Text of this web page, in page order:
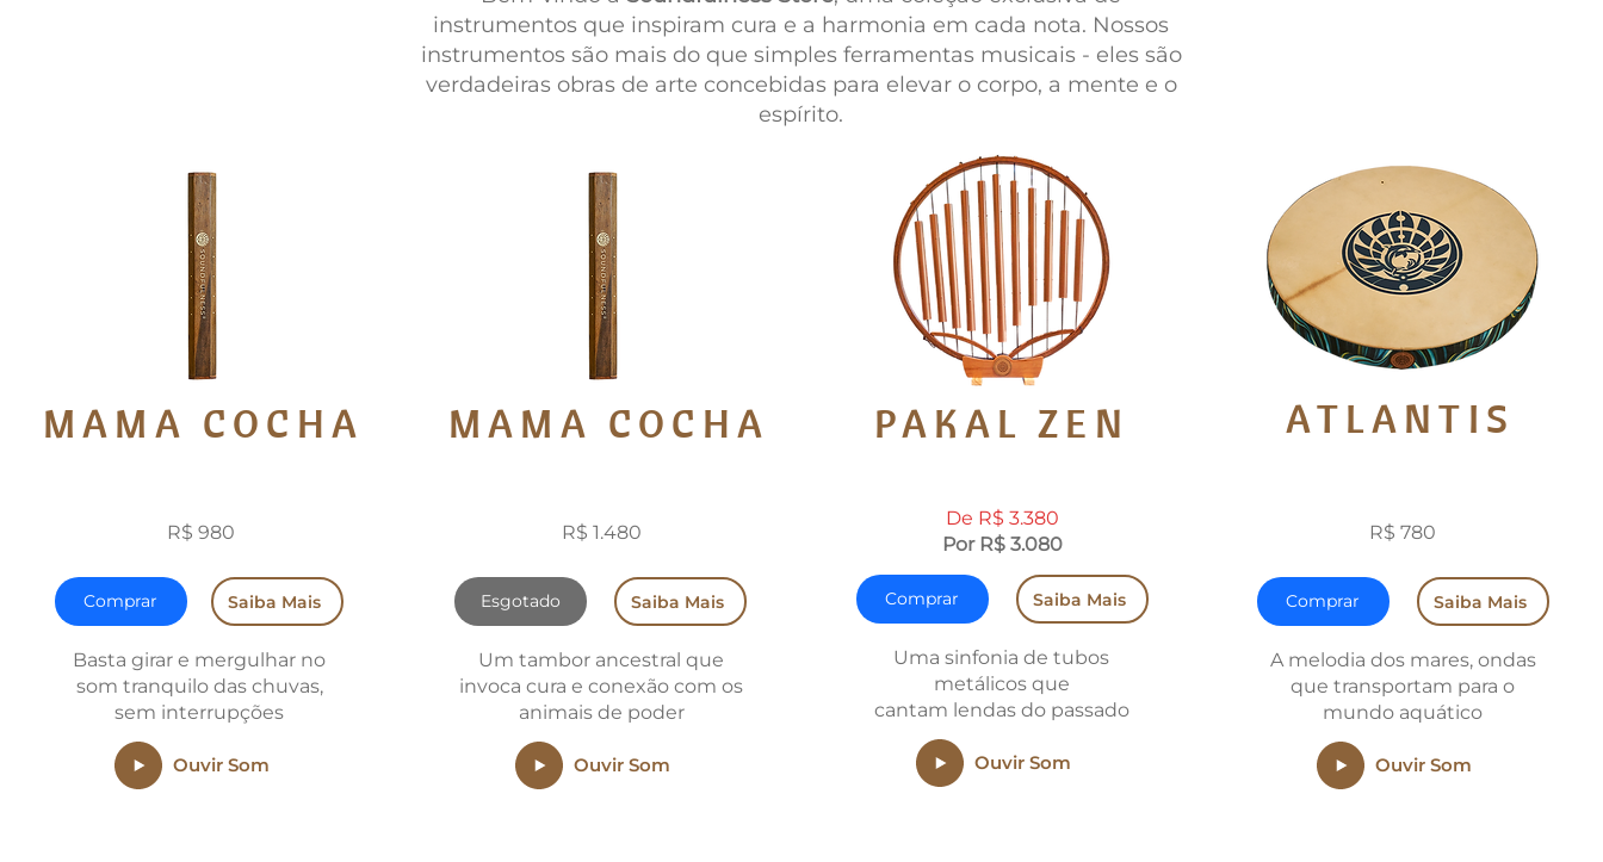
instrumentos que inspiram cura e a harmonia em cada nota. Nossos
instrumentos são mais do que simples ferramentas musicais - eles são
verdadeiras obras de arte concebidas para elevar o corpo, a mente e o
espírito.
MAMA COCHA
R$ 980
Comprar Saiba Mais
Basta girar e mergulhar no
som tranquilo das chuvas,
sem interrupções
Ouvir Som
MAMA COCHA
R$ 1.480
Esgotado Saiba Mais
Um tambor ancestral que
invoca cura e conexão com os
animais de poder
Ouvir Som
PAKAL ZEN
De R$ 3.380
Por R$ 3.080
Comprar Saiba Mais
Uma sinfonia de tubos
metálicos que
cantam lendas do passado
Ouvir Som
ATLANTIS
R$ 780
Comprar Saiba Mais
A melodia dos mares, ondas
que transportam para o
mundo aquático
Ouvir Som